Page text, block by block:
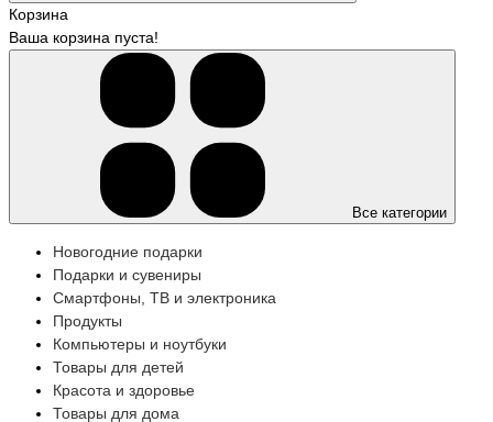
Корзина
Ваша корзина пуста!
Все категории
Новогодние подарки
Подарки и сувениры
Смартфоны, ТВ и электроника
Продукты
Компьютеры и ноутбуки
Товары для детей
Красота и здоровье
Товары для дома